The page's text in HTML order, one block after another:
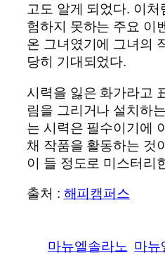
고도 알게 되었다. 이처
험하지 못하는 주요 이
온 그녀였기에 그녀의
당히 기대되었다.
시력을 잃은 화가라고
림을 그리거나 설치하
는 시력은 필수이기에
채 작품을 활동하는 것
이 들 정도로 미스터리
출처 : 해피캠퍼스
마뉴엘솔라노 마뉴